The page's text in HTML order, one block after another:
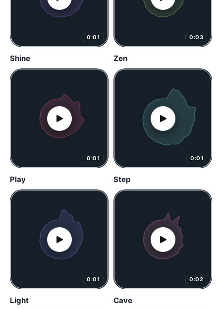
0:01
Shine
0:03
Zen
0:01
Play
0:01
Step
0:01
Light
0:02
Cave